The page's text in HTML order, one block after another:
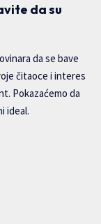
da su
da se bave
čitaoce i interes
Pokazaćemo da
ideal.